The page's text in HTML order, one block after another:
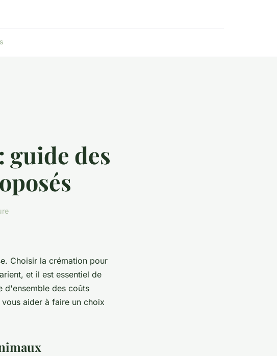
des
Choisir la crémation pour
et il est essentiel de
d'ensemble des coûts
aider à faire un choix